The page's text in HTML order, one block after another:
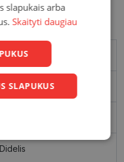
MIU MIU
2025
Didelis
slapukais arba
Skaityti daugiau
SLAPUKUS
Rinkodaros